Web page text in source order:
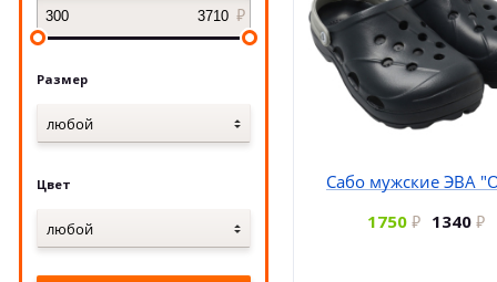
Размер
любой
Цвет
любой
Сабо мужские ЭВА
1750
1340